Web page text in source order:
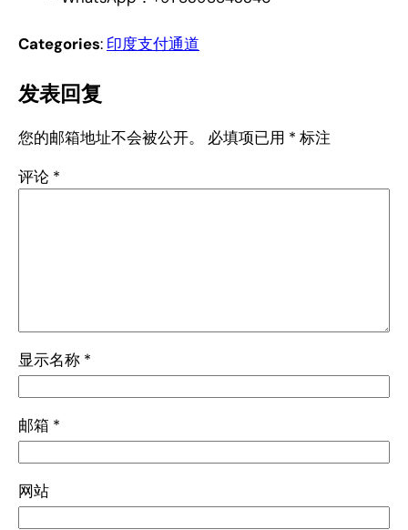
Categories: 印度支付通道
发表回复
您的邮箱地址不会被公开。 必填项已用 * 标注
评论 *
显示名称 *
邮箱 *
网站